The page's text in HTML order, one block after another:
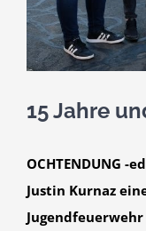
15 Jahre
OCHTENDUNG -
Justin Kurnaz